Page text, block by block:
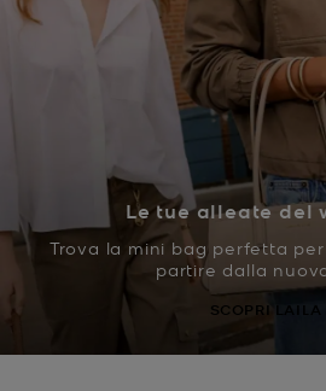
Le tue alleate del
Trova la mini bag perfetta
partire dalla
SCOPRI LAILA